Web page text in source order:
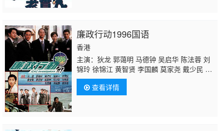
廉政行动1996国语
香港
主演：狄龙 郭蔼明 马德钟 吴启华 陈法蓉 刘
锦玲 徐锦江 黄智贤 李国麟 莫家尧 戴少民 何
英偉 张松枝 陈展鹏 张汉斌 沈寶思 张崇德 黄
文标 李耀敬张鸿昌
耀明 凌礼文 郑国霖 卢刚 蒋克 李兆基 艾威 罗
查看详情